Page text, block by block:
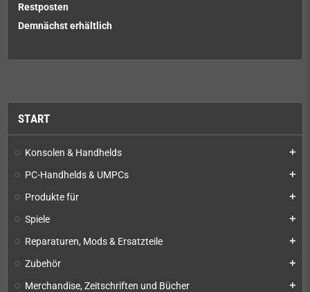
START
Konsolen & Handhelds add
PC-Handhelds & UMPCs add
Produkte für add
Spiele add
Reparaturen, Mods & Ersatzteile add
Zubehör add
Merchandise, Zeitschriften und Bücher add
Restposten
Demnächst erhältlich